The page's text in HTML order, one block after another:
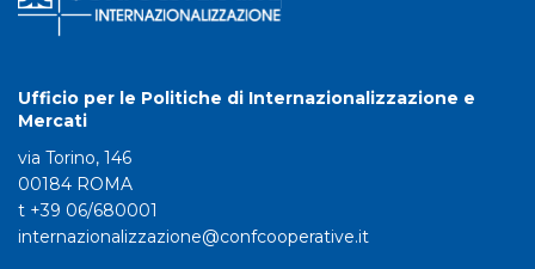
Ufficio per le Politiche di Internazionalizzazione e
Mercati
via Torino, 146
00184 ROMA
t +39 06/680001
internazionalizzazione@confcooperative.it